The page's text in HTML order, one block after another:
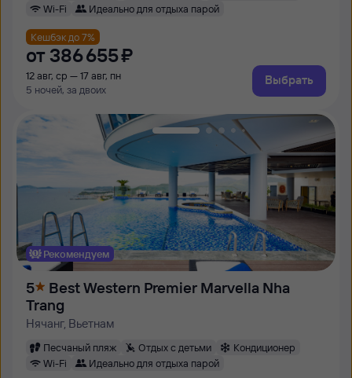
Wi-Fi
Идеально для отдыха парой
Кешбэк до 7%
от 386 ⁠655 ⁠₽
12 авг, ср — 17 авг, пн
5 ночей, за двоих
Выбрать
Рекомендуем
5
Best Western Premier Marvella Nha
Trang
Нячанг, Вьетнам
Песчаный пляж Отдых с детьми
Кондиционер
Wi-Fi
Идеально для отдыха парой